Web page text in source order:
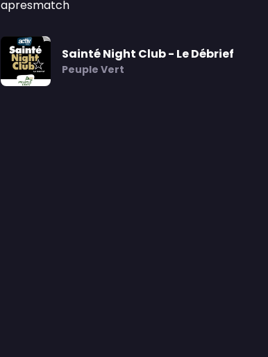
apresmatch
Sainté Night Club - Le Débrief
Peuple Vert